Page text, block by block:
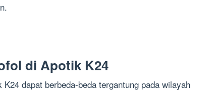
di Apotik K24
dapat berbeda-beda tergantung pada wilayah